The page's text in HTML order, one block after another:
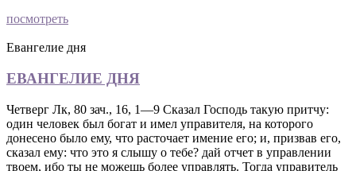
посмотреть
Евангелие дня
ЕВАНГЕЛИЕ ДНЯ
Четверг Лк, 80 зач., 16, 1—9 Сказал Господь такую притчу:
один человек был богат и имел управителя, на которого
донесено было ему, что расточает имение его; и, призвав его,
сказал ему: что это я слышу о тебе? дай отчет в управлении
твоем, ибо ты не можешь более управлять. Тогда управитель